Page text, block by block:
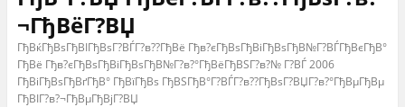
¬ГђВёГ?ВЏ
ГђВќГђВѕГђВІГђВѕГ?ВЃГ?в??ГђВё Гђв?єГђВѕГђВіГђВѕГђВ№Г?ВЃГђВєГђВ°
ГђВё Гђв?єГђВѕГђВіГђВѕГђВ№Г?в?°ГђВёГђВЅГ?в?№ Г?ВЃ 2006
ГђВіГђВѕГђВґГђВ° ГђВїГђВѕ ГђВЅГђВ°Г?ВЃГ?в??ГђВѕГ?ВЏГ?в?°ГђВµГђВµ
ГђВІГ?в?¬ГђВµГђВјГ?ВЏ